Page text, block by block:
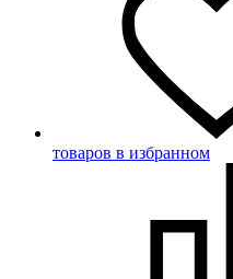
товаров в избранном